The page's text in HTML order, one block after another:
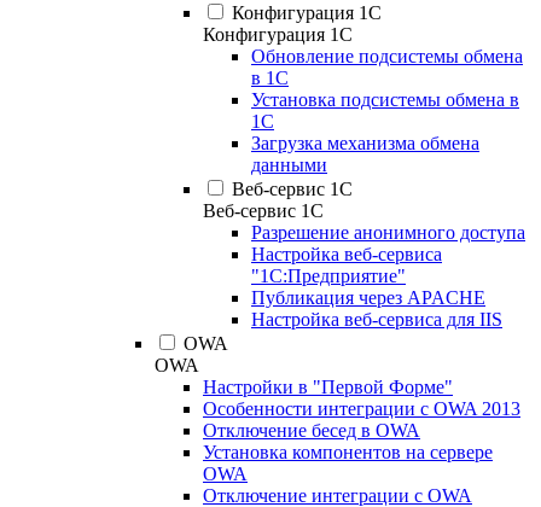
Конфигурация 1С
Конфигурация 1С
Обновление подсистемы обмена
в 1С
Установка подсистемы обмена в
1С
Загрузка механизма обмена
данными
Веб-сервис 1С
Веб-сервис 1С
Разрешение анонимного доступа
Настройка веб-сервиса
"1С:Предприятие"
Публикация через APACHE
Настройка веб-сервиса для IIS
OWA
OWA
Настройки в "Первой Форме"
Особенности интеграции с OWA 2013
Отключение бесед в OWA
Установка компонентов на сервере
OWA
Отключение интеграции с OWA